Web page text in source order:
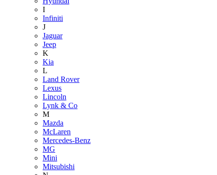
I
Infiniti
J
Jaguar
Jeep
K
Kia
L
Land Rover
Lexus
Lincoln
Lynk & Co
M
Mazda
McLaren
Mercedes-Benz
MG
Mini
Mitsubishi